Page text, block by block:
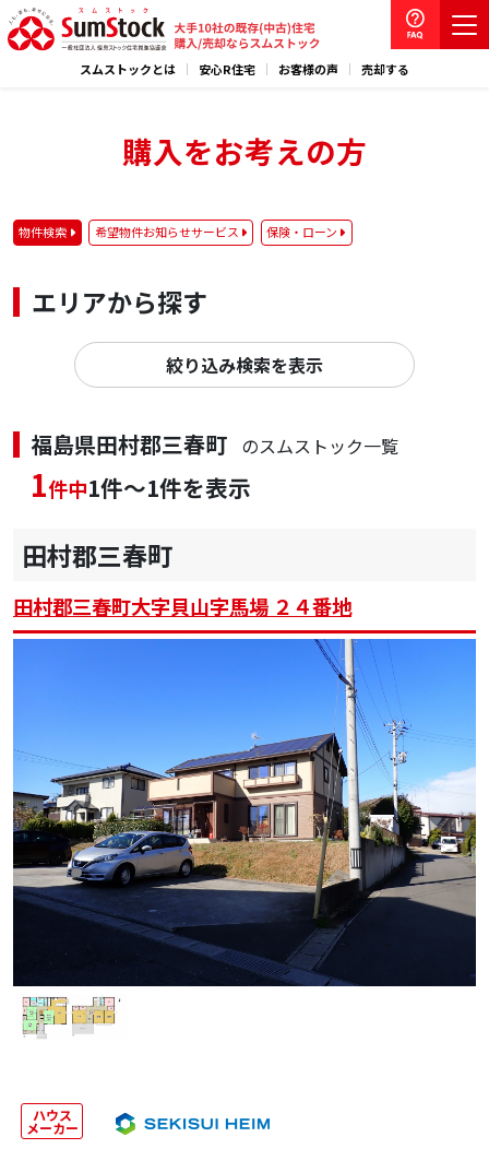
スムストックとは 安心R住宅 お客様の声 売却する
購入をお考えの方
物件検索 希望物件お知らせサービス 保険・ローン
エリアから探す
絞り込み検索を表示
福島県田村郡三春町 のスムストック一覧
1件中1件～1件を表示
田村郡三春町
田村郡三春町大字貝山字馬場 ２４番地
ハウス
メーカー